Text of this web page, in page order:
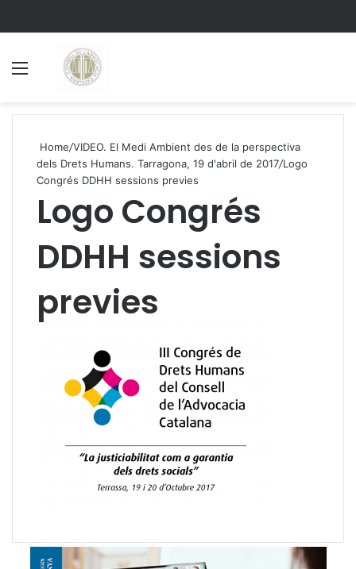
Home/VIDEO. El Medi Ambient des de la perspectiva
dels Drets Humans. Tarragona, 19 d'abril de 2017/Logo
Congrés DDHH sessions previes
Logo Congrés
DDHH sessions
previes